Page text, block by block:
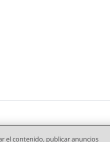
el contenido, publicar anuncios